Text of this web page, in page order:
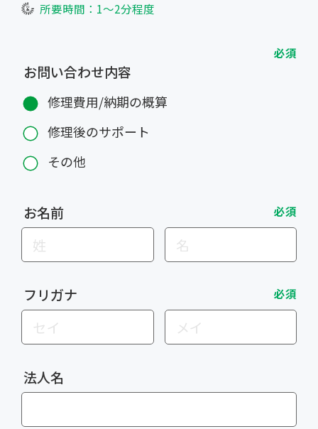
所要時間：1～2分程度
お問い合わせ内容
必須
修理費用/納期の概算
修理後のサポート
その他
お名前 必須
フリガナ 必須
法人名